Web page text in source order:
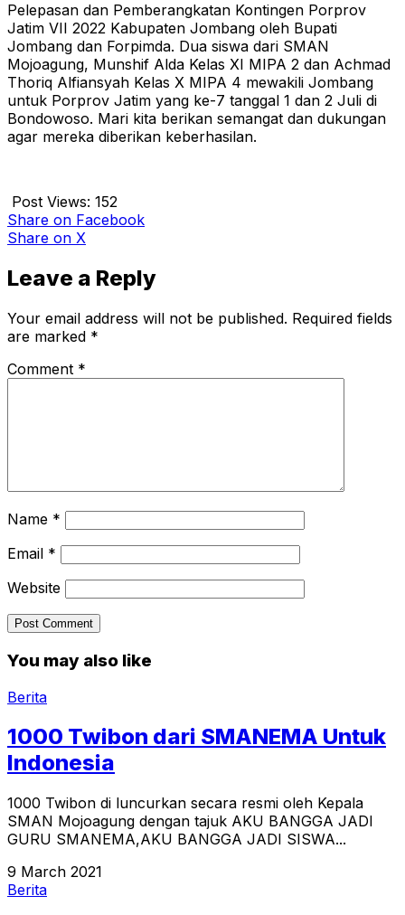
Pelepasan dan Pemberangkatan Kontingen Porprov
Jatim VII 2022 Kabupaten Jombang oleh Bupati
Jombang dan Forpimda. Dua siswa dari SMAN
Mojoagung, Munshif Alda Kelas XI MIPA 2 dan Achmad
Thoriq Alfiansyah Kelas X MIPA 4 mewakili Jombang
untuk Porprov Jatim yang ke-7 tanggal 1 dan 2 Juli di
Bondowoso. Mari kita berikan semangat dan dukungan
agar mereka diberikan keberhasilan.
Post Views: 152
Share on Facebook
Share on X
Leave a Reply
Your email address will not be published. Required fields
are marked *
Comment *
Name *
Email *
Website
You may also like
Berita
1000 Twibon dari SMANEMA Untuk
Indonesia
1000 Twibon di luncurkan secara resmi oleh Kepala
SMAN Mojoagung dengan tajuk AKU BANGGA JADI
GURU SMANEMA,AKU BANGGA JADI SISWA...
9 March 2021
Berita